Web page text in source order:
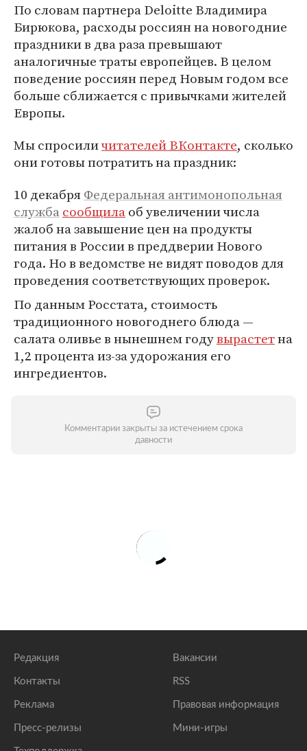
По словам партнера Deloitte Владимира
Бирюкова, расходы россиян на новогодние
праздники в два раза превышают
аналогичные траты европейцев. В целом
поведение россиян перед Новым годом все
больше сближается с привычками жителей
Европы.
Мы спросиличитателей ВКонтакте, сколько
они готовы потратить на праздник:
10 декабряФедеральная антимонопольная
службасообщилаоб увеличении числа
жалоб на завышение цен на продукты
питания в России в преддверии Нового
года. Но в ведомстве не видят поводов для
проведения соответствующих проверок.
По данным Росстата, стоимость
традиционного новогоднего блюда —
салата оливье в нынешнем годувырастетна
1,2 процента из-за удорожания его
ингредиентов.
Комментарии закрыты за истечением срока
давности
Редакция
Контакты
Реклама
Пресс-релизы
Вакансии
RSS
Правовая информация
Мини-игры